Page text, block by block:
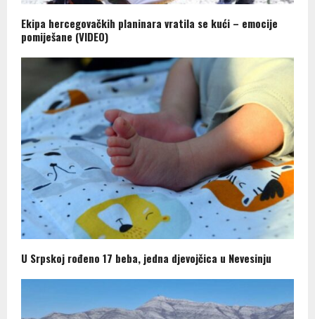
Ekipa hercegovačkih planinara vratila se kući – emocije
pomiješane (VIDEO)
U Srpskoj rođeno 17 beba, jedna djevojčica u Nevesinju